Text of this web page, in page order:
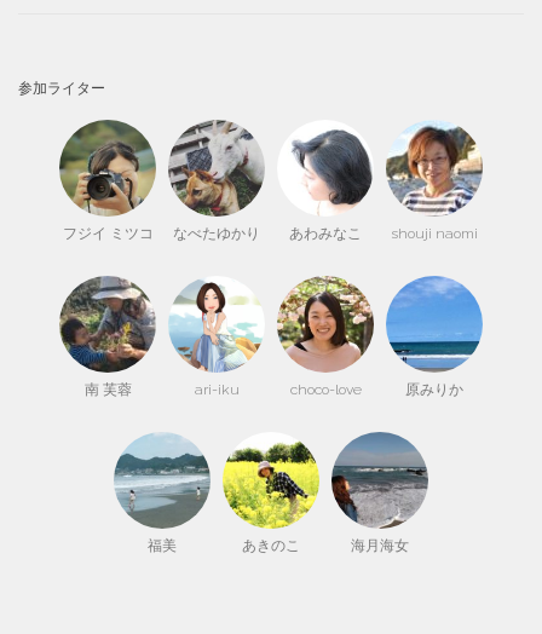
参加ライター
フジイ ミツコ なべたゆかり あわみなこ shouji naomi
南 芙蓉 ari-iku choco-love 原みりか
福美 あきのこ 海月海女